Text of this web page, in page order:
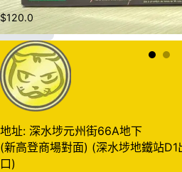
入購物車
$120.0
地址: 深水埗元州街66A地下
(新高登商場對面) (深水埗地鐵站D1
口)